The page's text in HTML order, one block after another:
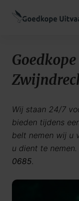
Wij staan 24/7
bieden tijdens
belt nemen wij u
u dient te
0685.